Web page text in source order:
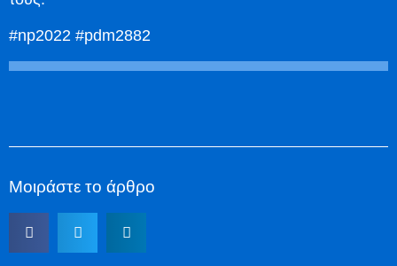
#np2022 #pdm2882
Μοιράστε το άρθρο